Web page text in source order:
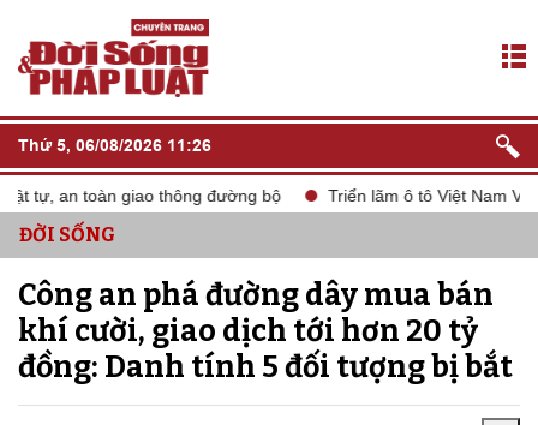
Thứ 5, 06/08/2026 11:26
tự, an toàn giao thông đường bộ Triển lãm ô tô Việt Nam VMS
ĐỜI SỐNG
Công an phá đường dây mua bán
khí cười, giao dịch tới hơn 20 tỷ
đồng: Danh tính 5 đối tượng bị bắt